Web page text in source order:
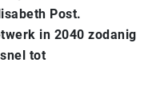
Post.
in 2040 zodanig
tot